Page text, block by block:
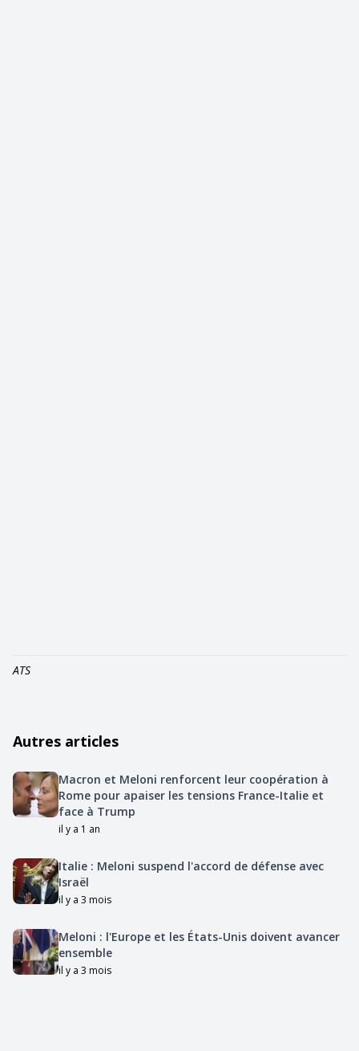
ATS
Autres articles
Macron et Meloni renforcent leur coopération à
Rome pour apaiser les tensions France-Italie et
face à Trump
il y a 1 an
Italie : Meloni suspend l'accord de défense avec
Israël
il y a 3 mois
Meloni : l'Europe et les États-Unis doivent avancer
ensemble
il y a 3 mois